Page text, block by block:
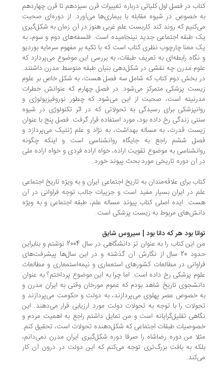
در فصل اول کلیاتی درباره تغییرات قرن سیزدهم تا قرن چهاردهم
خصوص در شیوه مقابله با بیماری‌ها می‌آورد. از دوره‌ای صحبت
که روند کند کاربست علم غربی هنوز در آن زمان به شکل‌گیری
طبقه اجتماعی جدید نینجامیده است. فلسفه‌های دوم و سوم، به
معنا چارچوب نظری کتاب است که با تکیه بر مفهوم سرمایه بوردیو
رابطه‌ای به تعریف طبقات، به بررسی این موضوع می‌پردازد که
مدرن چه نقشی در شکل‌دهی بنیان طبقه متوسط مدرن داشتند.
بخش دوم کتاب که شامل سه فصل هست، به شکل خاص بر علوم
پزشکی متمرکز می‌شود. در فصل چهارم که عنوانش خطرات
است، صحبت از این می‌شود که چطور نوروفیزیولوژی و
برای رسیدگی به تحولاتی که در اثر تکنولوژی در شیوه
زندگی رخ داده بود، مورد استفاده قرار گرفت. فصل پنج با عنوان
قدرت، به مساله بهداشت، به نژاد و علم ژنتیک می‌پردازد و
ششم راجع به جایگاه روانشناسی است و اینکه چگونه
به موضوع تقویت اراده، خواه اراده فردی و خواه اراده ملی
آن دوره تاریخی مورد بحث پیوند خورد.
برای علاقه‌مندان به تاریخ اجتماعی ایران و به ویژه تاریخ اجتماعی
در ایران بسیار مفید است و جزییات جالب توجه فراوانی در آن
ایده اصلی کتاب پیوند مساله علم، طبقه اجتماعی و به ویژه
مربوط به زیست پزشکی است.
بود هر که دانا بود | سیروس شایق
من این کتاب را به عنوان تز دانشگاهی در سال 2004 نوشتم و بنابراین
حدود 20 سال از نگارش آن گذشته و در این سال‌ها پیشرفت‌های
در مطالعات کشورهای استعماری و نیمه‌استمعاری و مطالعات
پزشکی رخ داده است. اما چرا به این موضوع پرداختم؟ به عنوان
تاریخ شاهد بودم که عموم مورخان وقتی به ایران مدرن و
خصوص عصر پهلوی می‌پردازند، به دولت و حکومت می‌پردازند و
را با توجه به تحولات دولت مورد ارزیابی قرار می‌دهند. این
تقلیل‌گرایانه است و من تمایل داشتم راجع به اهمیت مردم و
طبقات اجتماعی که شکل‌دهنده تحولات است، تحقیق کنم.
من دوره رضاشاه را صرفا دوره شکل‌گیری ایران مدرن نمی‌دانم،
به بافت بزرگ‌تری توجه می‌کنم که این دولت در درون آن کار